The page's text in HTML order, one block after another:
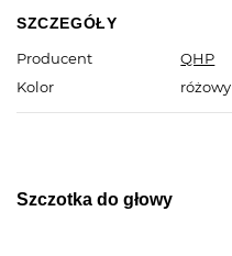
SZCZEGÓŁY
Producent
QHP
Kolor
różowy
Szczotka do głowy